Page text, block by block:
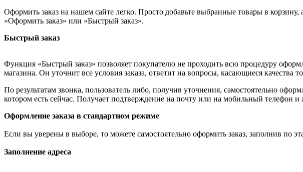
Оформить заказ на нашем сайте легко. Просто добавьте выбранные товары в
«Оформить заказ» или «Быстрый заказ».
Быстрый заказ
Функция «Быстрый заказ» позволяет покупателю не проходить всю процедуру
магазина. Он уточнит все условия заказа, ответит на вопросы, касающиеся качества
По результатам звонка, пользователь либо, получив уточнения, самостоятельно
котором есть сейчас. Получает подтверждение на почту или на мобильный телефон и
Оформление заказа в стандартном режиме
Если вы уверены в выборе, то можете самостоятельно оформить заказ, заполнив по
Заполнение адреса